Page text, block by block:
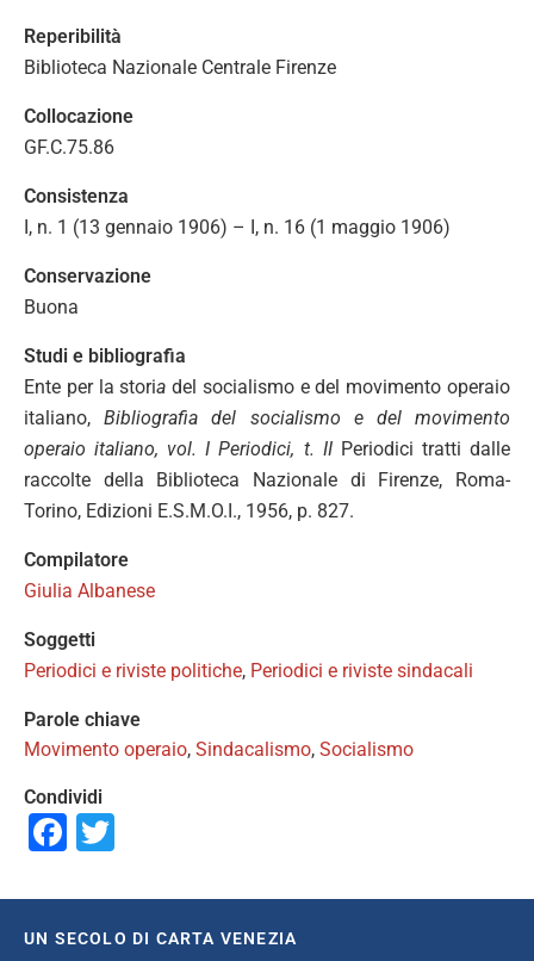
Reperibilità
Biblioteca Nazionale Centrale Firenze
Collocazione
GF.C.75.86
Consistenza
I, n. 1 (13 gennaio 1906) – I, n. 16 (1 maggio 1906)
Conservazione
Buona
Studi e bibliografia
Ente per la storiadel socialismo e del movimento operaio
italiano,Bibliografia del socialismo e del movimento
operaio italiano, vol. IPeriodici, t. II Periodici tratti dalle
raccolte della Biblioteca Nazionale di Firenze, Roma-
Torino, Edizioni E.S.M.O.I., 1956, p. 827.
Compilatore
Giulia Albanese
Soggetti
Periodici e riviste politiche, Periodici e riviste sindacali
Parole chiave
Movimento operaio, Sindacalismo, Socialismo
Condividi
Facebook
UN SECOLO DI CARTA VENEZIA